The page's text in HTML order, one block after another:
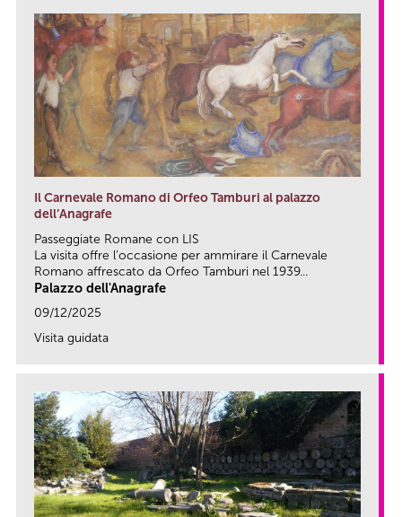
Il Carnevale Romano di Orfeo Tamburi al palazzo
dell’Anagrafe
Passeggiate Romane con LIS
La visita offre l’occasione per ammirare il Carnevale
Romano affrescato da Orfeo Tamburi nel 1939...
Palazzo dell'Anagrafe
09/12/2025
Visita guidata